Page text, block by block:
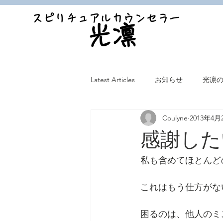
スピリチュアルカウンセラー
光凛
Latest Articles お知らせ 光凛
感謝し
Coulyne 2013年4月
私も含めてほとん
これはもう仕方が
困るのは、他人の